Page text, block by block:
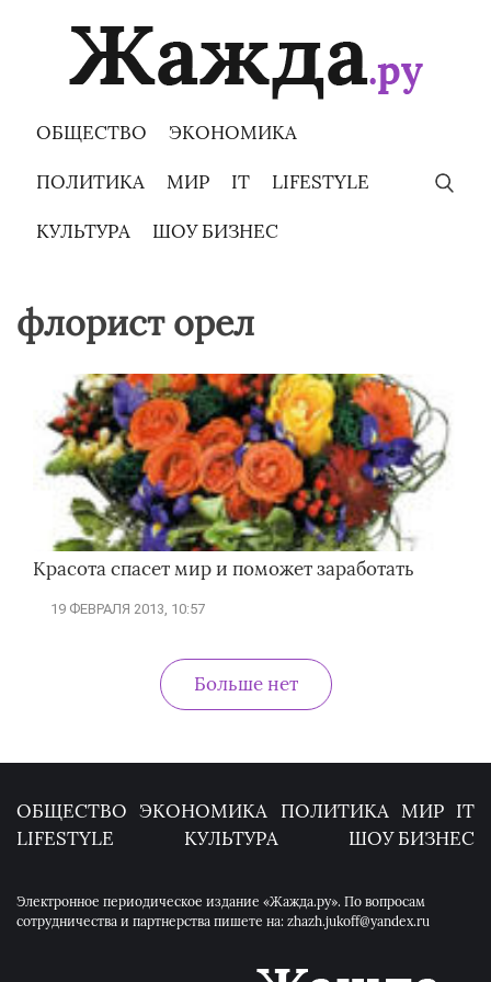
ОБЩЕСТВО ЭКОНОМИКА
ПОЛИТИКА МИР IT LIFESTYLE
КУЛЬТУРА ШОУ БИЗНЕС
флорист орел
Красота спасет мир и поможет заработать
19 ФЕВРАЛЯ 2013, 10:57
Больше нет
ОБЩЕСТВО ЭКОНОМИКА ПОЛИТИКА МИР IT
LIFESTYLE
КУЛЬТУРА ШОУ БИЗНЕС
Электронное периодическое издание «Жажда.ру». По вопросам
сотрудничества и партнерства пишете на: zhazh.jukoff@yandex.ru